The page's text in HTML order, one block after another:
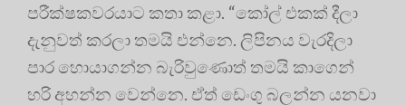
පරීක්ෂකවරයාට කතා කළා. “කෝල් එකක් දීලා
දැනුවත් කරලා තමයි එන්නෙ. ලිපිනය වැරදිලා
පාර හොයාගන්න බැරිවුණොත් තමයි කාගෙන්
හරි අහන්න වෙන්නෙ. ඒත් ඩෙංගු බලන්න යනවා